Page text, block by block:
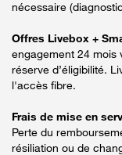
nécessaire
Offres Livebox +
engagement 24 mois
réserve d’éligibilité.
l'accès fibre.
Frais de mise en
Perte du
résiliation ou de